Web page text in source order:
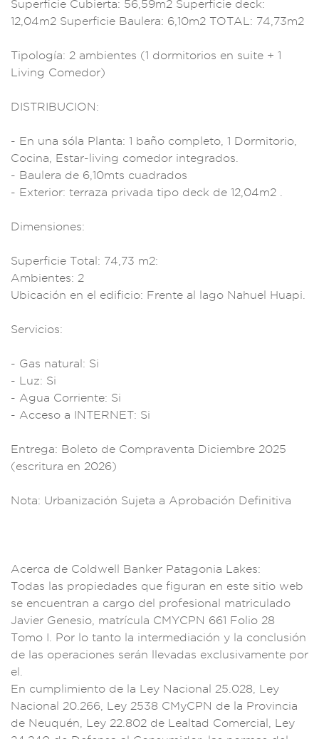
Superficie Cubierta: 56 ,59m2 Superficie deck:
12,04m2 Superficie Baul era: 6,10m2 TOTAL : 74,73m2
Tipología: 2 ambientes (1 dormitorios en suite + 1
Living Comedor)
DISTRIBUCION:
- En una sóla Planta: 1 baño completo, 1 Dormitorio,
Cocina, Estar-living comedor integrados
- Baulera de 6,10mts cuadrados
- Exterior: terraza privada tipo deck de 12,04m2 .
Dimensiones:
Superficie Total: 74,73 m2:
Ambientes: 2
Ubicación en el edificio: Frente al lago Nahuel Huapi.
Servicios:
- Gas natural: Si
- L uz: Si
- Agua Corriente: Si
- Acceso a INTERNET: Si
Entrega: Boleto de Compraventa Diciembre 2025
(escritura en 2026)
Nota: Urbanización Sujeta a Aprobación Definitiva
Acerca de Coldwell Banker Patagonia Lakes:
Todas las propiedades que figuran en este sitio web
se encuentran a cargo del profesional matriculado
Javier Genesio, matrícula CMYCPN 661 Folio 28
Tomo I. Por lo tanto la intermediación y la conclusión
de las operaciones serán llevadas exclusivamente por
el.
En cumpl imiento de la Ley Nacional 25. 028, Ley
Nacional 20.266, Ley 2538 CMyCPN de la Provincia
de Neuquén, L ey 22.802 de Lealtad Comercial, Ley